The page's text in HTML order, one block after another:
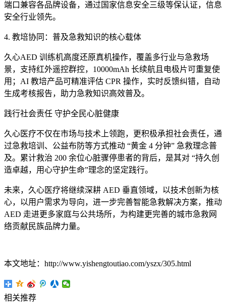
端口兼容各品牌设备，通过国家信息安全三级等保认证，信息
安全行业领先。
4. 教培协同：普及急救知识的核心载体
久心AED 训练机高度还原真机操作，覆盖多行业与急救场
景，支持红外遥控群控，10000mAh 长续航且电极片可重复使
用；AI 教培产品可精准评估 CPR 操作，实时反馈纠错，自动
生成考核报告，助力急救知识高效普及。
践行社会责任 守护全民心脏健康
久心医疗不仅在市场与技术上领跑，更积极承担社会责任，通
过急救培训、公益布防等方式推动 “黄金 4 分钟” 急救理念普
及。累计救治 200 余位心脏骤停患者的背后，是其对 “持久创
造卓越，用心守护生命”理念的坚定践行。
未来，久心医疗将继续深耕 AED 垂直领域，以技术创新为核
心，以用户需求为导向，进一步完善智能急救解决方案，推动
AED 走进更多家庭与公共场所，为构建更完善的城市急救网
络贡献民族品牌力量。
本文地址：http://www.yishengtoutiao.com/yszx/305.html
相关推荐